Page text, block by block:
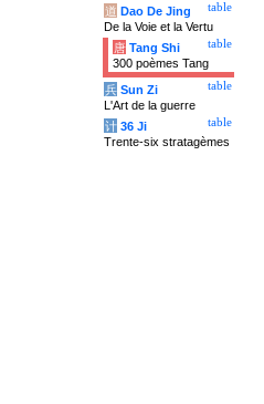
table
道 Dao De Jing
De la Voie et la Vertu
table
唐 Tang Shi
300 poèmes Tang
table
兵 Sun Zi
L'Art de la guerre
table
计 36 Ji
Trente-six stratagèmes